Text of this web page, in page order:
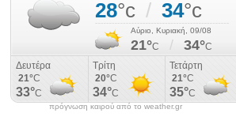
πρόγνωση καιρού από το weather.gr